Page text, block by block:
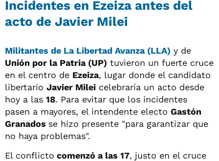
Incidentes en Ezeiza antes del
acto de Javier Milei
Militantes de La Libertad Avanza (LLA) y de
Unión por la Patria (UP) tuvieron un fuerte cruce
en el centro de Ezeiza, lugar donde el candidato
libertario Javier Milei celebraría un acto desde
hoy a las 18. Para evitar que los incidentes
pasen a mayores, el intendente electo Gastón
Granados se hizo presente "para garantizar que
no haya problemas".
El conflicto comenzó a las 17, justo en el cruce